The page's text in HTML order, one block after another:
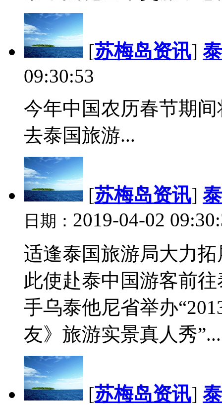
[苏梅岛资讯]
09:30:53
今年中国农历春节期
去泰国旅游...
[苏梅岛资讯]
日期： 2019-04-02
适逢泰国旅游局大力
此使赴泰中国游客前
手乌泰他尼省举办
友》旅游实景真人秀”...
[苏梅岛资讯]